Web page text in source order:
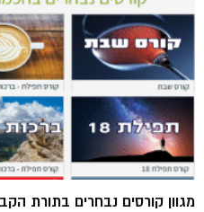
מגוון קורסים נבחרים בתורת